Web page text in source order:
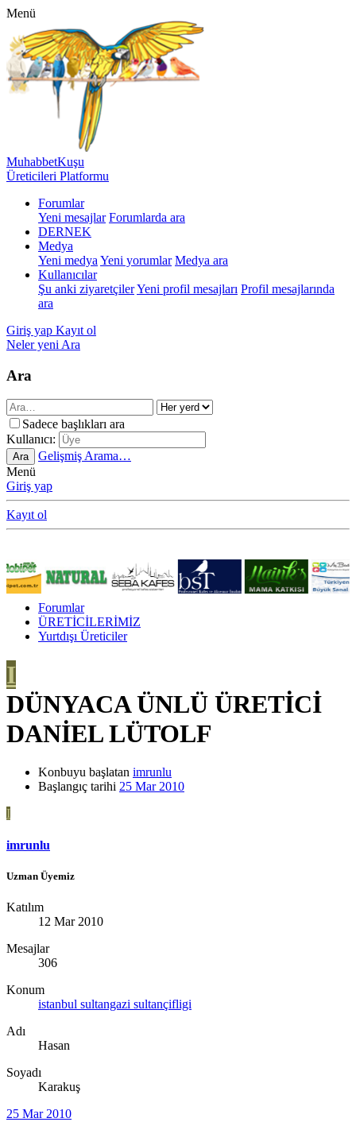
Menü
MuhabbetKuşu
Üreticileri Platformu
Forumlar
Yeni mesajlar Forumlarda ara
DERNEK
Medya
Yeni medya Yeni yorumlar Medya ara
Kullanıcılar
Şu anki ziyaretçilerYeni profil mesajları Profil mesajlarında
ara
Giriş yap Kayıt ol
Neler yeni Ara
Ara
Sadece başlıkları ara
Kullanıcı:
Ara
Gelişmiş Arama…
Menü
Giriş yap
Kayıt ol
Forumlar
ÜRETİCİLERİMİZ
Yurtdışı Üreticiler
I
DÜNYACA ÜNLÜ ÜRETİCİ
DANİEL LÜTOLF
Konbuyu başlatan imrunlu
Başlangıç tarihi 25 Mar 2010
I
imrunlu
Uzman Üyemiz
Katılım
12 Mar 2010
Mesajlar
306
Konum
istanbul sultangazi sultançifligi
Adı
Hasan
Soyadı
Karakuş
25 Mar 2010